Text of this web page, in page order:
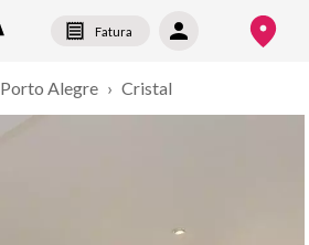
Fatura
Porto Alegre › Cristal